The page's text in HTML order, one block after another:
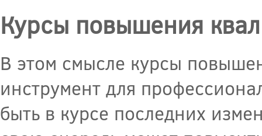
Курсы повышения
В этом смысле курсы
инструмент для
быть в курсе последних